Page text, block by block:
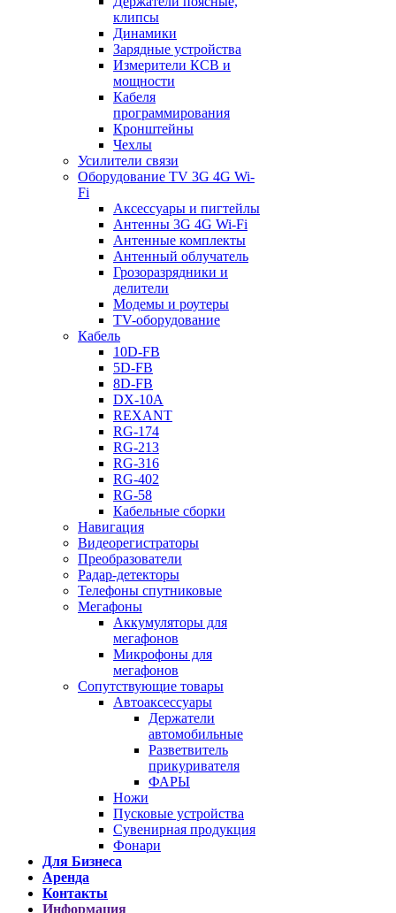
клипсы
Динамики
Зарядные устройства
Измерители КСВ и
мощности
Кабеля
программирования
Кронштейны
Чехлы
Усилители связи
Оборудование TV 3G 4G Wi-
Fi
Аксессуары и пигтейлы
Антенны 3G 4G Wi-Fi
Антенные комплекты
Антенный облучатель
Грозоразрядники и
делители
Модемы и роутеры
TV-оборудование
Кабель
10D-FB
5D-FB
8D-FB
DX-10A
REXANT
RG-174
RG-213
RG-316
RG-402
RG-58
Кабельные сборки
Навигация
Видеорегистраторы
Преобразователи
Радар-детекторы
Телефоны спутниковые
Мегафоны
Аккумуляторы для
мегафонов
Микрофоны для
мегафонов
Сопутствующие товары
Автоаксессуары
Держатели
автомобильные
Разветвитель
прикуривателя
ФАРЫ
Ножи
Пусковые устройства
Сувенирная продукция
Фонари
Для Бизнеса
Аренда
Контакты
Информация